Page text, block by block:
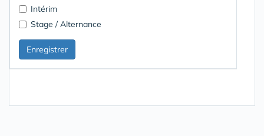
Intérim
Stage / Alternance